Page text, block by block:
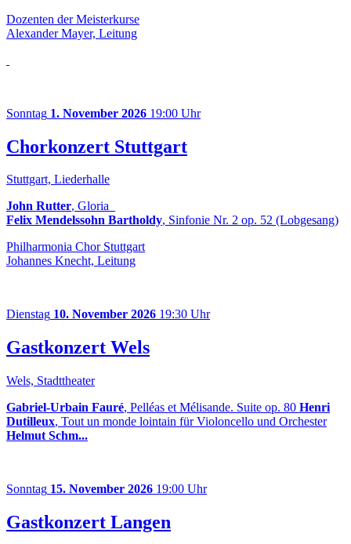
Dozenten der Meisterkurse
Alexander Mayer, Leitung
Sonntag 1. November 2026 19:00 Uhr
Chorkonzert Stuttgart
Stuttgart, Liederhalle
John Rutter, Gloria
Felix Mendelssohn Bartholdy, Sinfonie Nr. 2 op. 52 (Lobgesang)
Philharmonia Chor Stuttgart
Johannes Knecht, Leitung
Dienstag 10. November 2026 19:30 Uhr
Gastkonzert Wels
Wels, Stadttheater
Gabriel-Urbain Fauré, Pelléas et Mélisande. Suite op. 80 Henri
Dutilleux, Tout un monde lointain für Violoncello und Orchester
Helmut Schm...
Sonntag 15. November 2026 19:00 Uhr
Gastkonzert Langen